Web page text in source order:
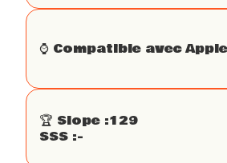
⌚️ Compatible avec
🏆 Slope :129
SSS :-